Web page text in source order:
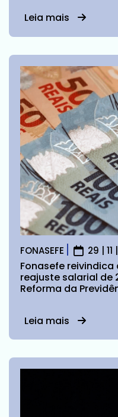
Leia mais
FONASEFE 29 | 11
Fonasefe
reajuste salarial de
Reforma da
Leia mais